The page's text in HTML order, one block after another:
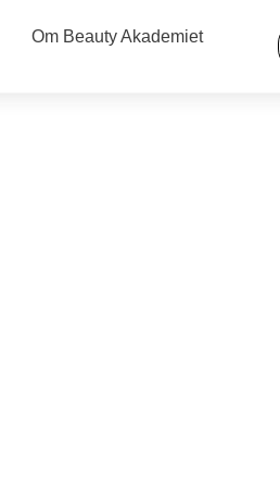
Om Beauty Akademiet